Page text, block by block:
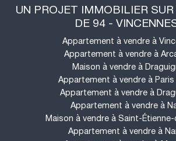
UN PROJET IMMOBILIER
DE 94 -
Appartement à vendre à
Appartement à vendre à
Maison à vendre à
Appartement à vendre à
Appartement à vendre à
Appartement à vendre à
Maison à vendre à Saint-
Appartement à vendre à